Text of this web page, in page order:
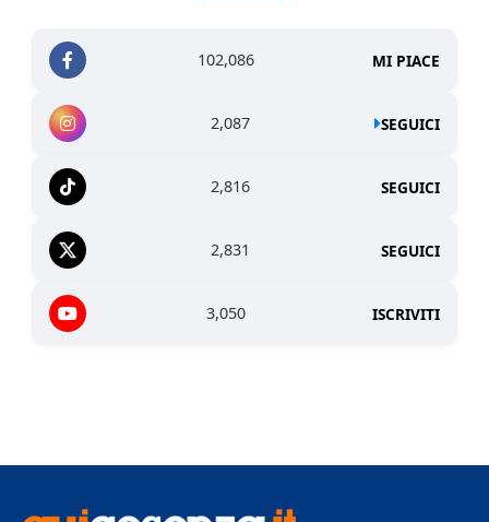
102,086 MI PIACE
2,087 SEGUICI
2,816 SEGUICI
2,831 SEGUICI
3,050 ISCRIVITI